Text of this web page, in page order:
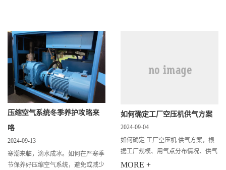
压缩空气系统冬季养护攻略来
咯
2024-09-13
寒潮来临，滴水成冰。如何在严寒季
节保养好压缩空气系统，避免或减少
如何确定工厂空压机供气方案
2024-09-04
如何确定 工厂空压机 供气方案，根
据工厂规模、用气点分布情况、供气
压力等级以及要求供应的压缩空气品
MORE +